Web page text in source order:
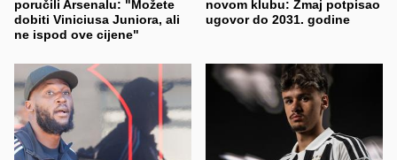
poručili Arsenalu: "Možete
dobiti Viniciusa Juniora, ali
ne ispod ove cijene"
novom klubu: Zmaj potpisao
ugovor do 2031. godine